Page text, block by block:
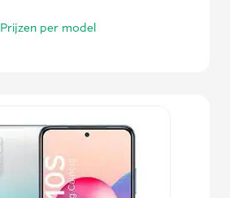
Prijzen per model